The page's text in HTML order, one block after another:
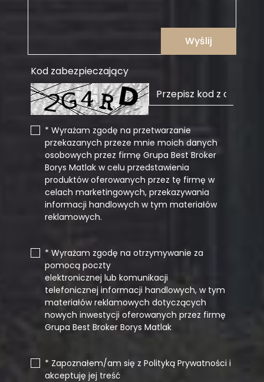
Wyślij
Kod zabezpieczający
* Wyrażam zgodę na przetwarzanie
przekazanych przeze mnie moich danych
osobowych przez firmę Grupa Best Broker
Borys Matlak w celu przedstawienia
produktów oferowanych przez tę firmę w
celach marketingowych, przekazywania
informacji handlowych w tym materiałów
reklamowych.
* Wyrażam zgodę na otrzymywanie za
pomocą poczty
elektronicznej lub komunikacji
telefonicznej informacji handlowych, w tym
materiałów reklamowych dotyczących
nowych inwestycji oferowanych przez firmę
Grupa Best Broker Borys Matlak
* Zapoznałem/am się z Polityką Prywatności i
akceptuję jej treść